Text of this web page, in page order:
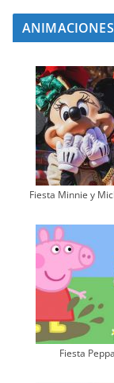
Fiesta Minnie y
Fiesta